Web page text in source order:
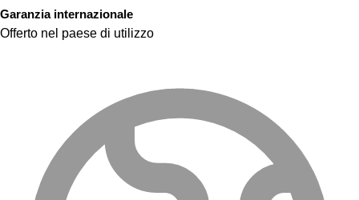
Garanzia internazionale
Offerto nel paese di utilizzo